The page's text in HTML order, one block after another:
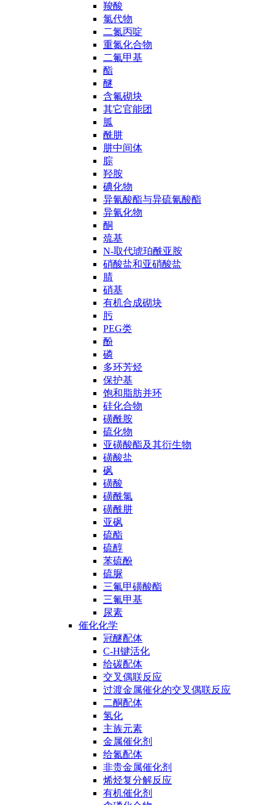
羧酸
氯代物
二氮丙啶
重氮化合物
二氟甲基
酯
醚
含氟砌块
其它官能团
胍
酰肼
肼中间体
腙
羟胺
碘化物
异氰酸酯与异硫氰酸酯
异氰化物
酮
巯基
N-取代琥珀酰亚胺
硝酸盐和亚硝酸盐
腈
硝基
有机合成砌块
肟
PEG类
酚
磷
多环芳烃
保护基
饱和脂肪并环
硅化合物
磺酰胺
硫化物
亚磺酸酯及其衍生物
磺酸盐
砜
磺酸
磺酰氯
磺酰肼
亚砜
硫酯
硫醇
苯硫酚
硫脲
三氟甲磺酸酯
三氟甲基
尿素
催化化学
冠醚配体
C-H键活化
给碳配体
交叉偶联反应
过渡金属催化的交叉偶联反应
二酮配体
氢化
主族元素
金属催化剂
给氮配体
非贵金属催化剂
烯烃复分解反应
有机催化剂